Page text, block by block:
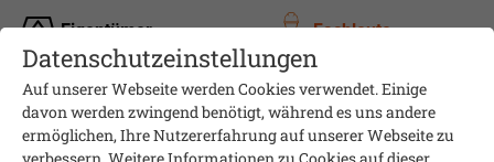
Eigentümer Fachleute
Datenschutzeinstellungen
Auf unserer Webseite werden Cookies verwendet. Einige
davon werden zwingend benötigt, während es uns andere
ermöglichen, Ihre Nutzererfahrung auf unserer Webseite zu